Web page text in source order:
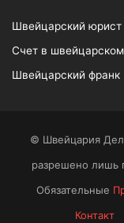
Швейцарский юрист
Счет в
Швейцарский франк
© Швейцария
разрешено лишь
Обязательные
Контакт